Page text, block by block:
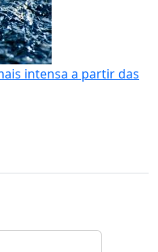
intensa a partir das